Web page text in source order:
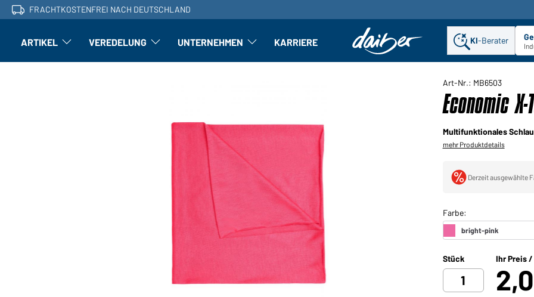
FRACHTKOSTENFREI NACH DEUTSCHLAND
ARTIKEL Artikel: Untermenü öffnen
VEREDELUNG Veredelung: Untermenü öffnen
UNTERNEHMEN Unternehmen: Untermenü öffnen
KARRIERE KI-Berater
Art-Nr.: MB6503
Economic
Multifunktionales
mehr Produktdetails
Derzeit ausgewählte
Stück Ihr Preis